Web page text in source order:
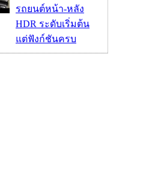
รถยนต์หน้า-หลัง
HDR ระดับเริ่มต้น
แต่ฟังก์ชันครบ